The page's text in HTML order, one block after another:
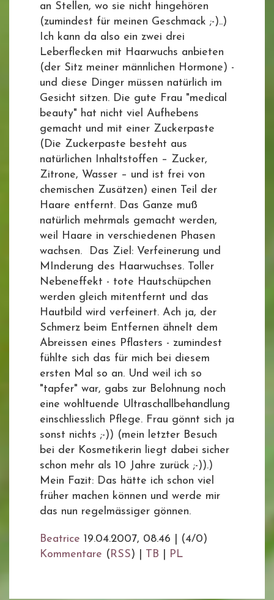
an Stellen, wo sie nicht hingehören
(zumindest für meinen Geschmack ;-)..)
Ich kann da also ein zwei drei
Leberflecken mit Haarwuchs anbieten
(der Sitz meiner männlichen Hormone) -
und diese Dinger müssen natürlich im
Gesicht sitzen. Die gute Frau "medical
beauty" hat nicht viel Aufhebens
gemacht und mit einer Zuckerpaste
(Die Zuckerpaste besteht aus
natürlichen Inhaltstoffen – Zucker,
Zitrone, Wasser – und ist frei von
chemischen Zusätzen) einen Teil der
Haare entfernt. Das Ganze muß
natürlich mehrmals gemacht werden,
weil Haare in verschiedenen Phasen
wachsen. Das Ziel: Verfeinerung und
MInderung des Haarwuchses. Toller
Nebeneffekt - tote Hautschüpchen
werden gleich mitentfernt und das
Hautbild wird verfeinert. Ach ja, der
Schmerz beim Entfernen ähnelt dem
Abreissen eines Pflasters - zumindest
fühlte sich das für mich bei diesem
ersten Mal so an. Und weil ich so
"tapfer" war, gabs zur Belohnung noch
eine wohltuende Ultraschallbehandlung
einschliesslich Pflege. Frau gönnt sich ja
sonst nichts ;-)) (mein letzter Besuch
bei der Kosmetikerin liegt dabei sicher
schon mehr als 10 Jahre zurück ;-)).)
Mein Fazit: Das hätte ich schon viel
früher machen können und werde mir
das nun regelmässiger gönnen.
Beatrice 19.04.2007, 08.46
(4/0)
Kommentare (RSS) | TB PL